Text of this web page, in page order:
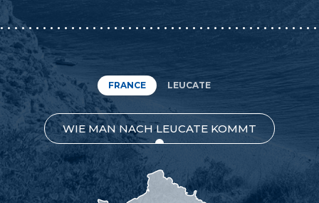
FRANCE LEUCATE
WIE MAN NACH LEUCATE KOMMT